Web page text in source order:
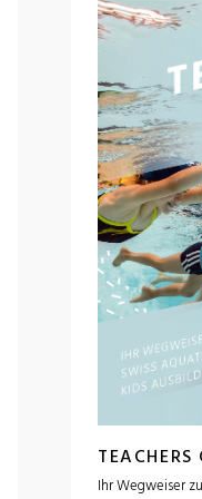
TEACHERS
Ihr Wegweiser